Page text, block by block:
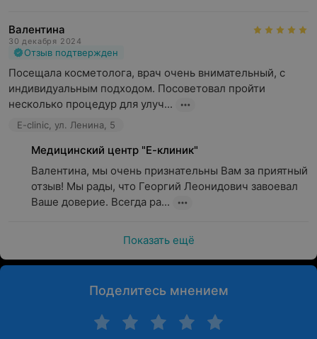
Валентина
30 декабря 2024
Отзыв подтвержден
Посещала косметолога, врач очень внимательный, с
индивидуальным подходом. Посоветовал пройти
несколько процедур для улуч...
E-clinic, ул. Ленина, 5
Медицинский центр "Е-клиник"
Валентина, мы очень признательны Вам за приятный
отзыв! Мы рады, что Георгий Леонидович завоевал
Ваше доверие. Всегда ра...
Показать ещё
Поделитесь мнением